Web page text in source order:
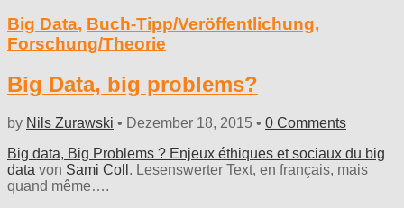
Big Data, Buch-Tipp/Veröffentlichung,
Forschung/Theorie
Big Data, big problems?
by Nils Zurawski • Dezember 18, 2015 • 0 Comments
Big data, Big Problems ? Enjeux éthiques et sociaux du big
data von Sami Coll . Lesenswerter Text, en français, mais
quand même….